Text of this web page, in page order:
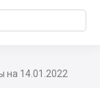
на 14.01.2022